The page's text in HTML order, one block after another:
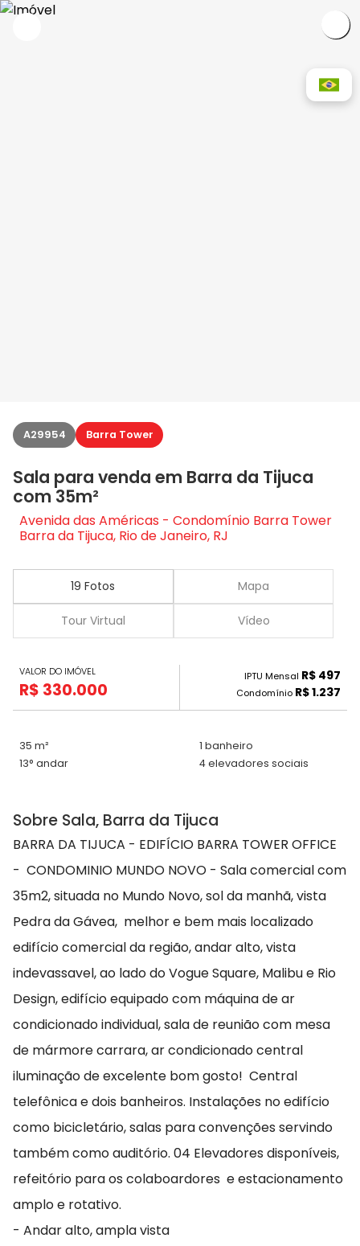
A29954 Barra Tower
Sala para venda em Barra da Tijuca
com 35m²
Avenida das Américas - Condomínio Barra Tower
Barra da Tijuca, Rio de Janeiro, RJ
19 Fotos Mapa
Tour Virtual Vídeo
VALOR DO IMÓVEL
R$ 330.000
IPTU Mensal R$ 497
Condomínio R$ 1.237
35 m²
1 banheiro
13° andar
4 elevadores sociais
Sobre Sala, Barra da Tijuca
BARRA DA TIJUCA - EDIFÍCIO BARRA TOWER OFFICE
- CONDOMINIO MUNDO NOVO - Sala comercial com
35m2, situada no Mundo Novo, sol da manhã, vista
Pedra da Gávea, melhor e bem mais localizado
edifício comercial da região, andar alto, vista
indevassavel, ao lado do Vogue Square, Malibu e Rio
Design, edifício equipado com máquina de ar
condicionado individual, sala de reunião com mesa
de mármore carrara, ar condicionado central
iluminação de excelente bom gosto! Central
telefônica e dois banheiros. Instalações no edifício
como bicicletário, salas para convenções servindo
também como auditório. 04 Elevadores disponíveis,
refeitório para os colaboardores e estacionamento
amplo e rotativo.
- Andar alto, ampla vista